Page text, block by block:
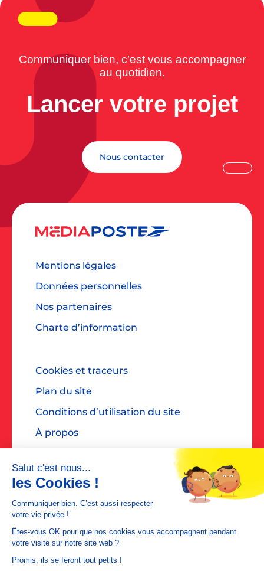
Communiquer bien, c’est vous accompagner
au quotidien.
Lancer votre projet
Nous contacter
Mentions légales
Données personnelles
Nos partenaires
Charte d’information
Cookies et traceurs
Plan du site
Conditions d’utilisation du site
À propos
Accessibilité : non conforme
Contact presse : diane@dialoguespr.fr